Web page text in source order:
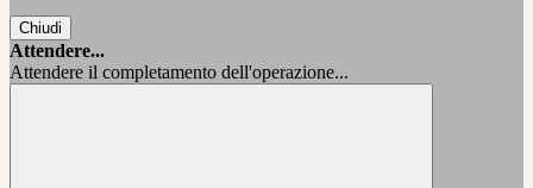
Chiudi
Attendere...
Attendere il completamento dell'operazione...